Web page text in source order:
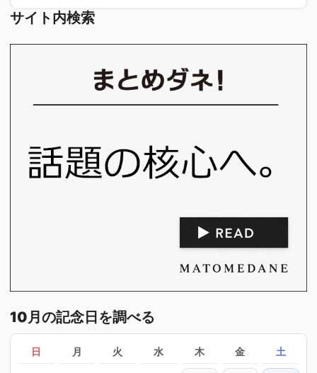
サイト内検索
10月の記念日を調べる
日 月 火 水 木 金 土